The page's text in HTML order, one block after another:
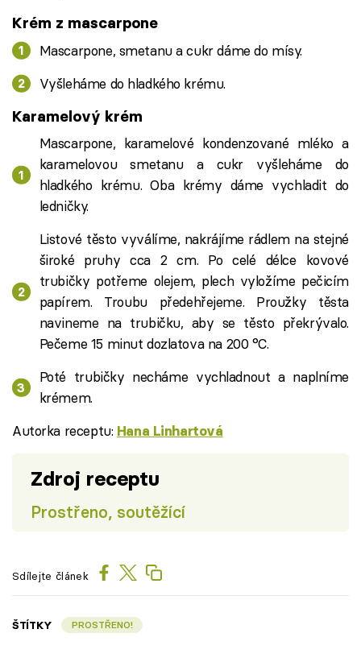
Krém z mascarpone
Mascarpone, smetanu a cukr dáme do mísy.
Vyšleháme do hladkého krému.
Karamelový krém
Mascarpone, karamelové kondenzované mléko a
karamelovou smetanu a cukr vyšleháme do
hladkého krému. Oba krémy dáme vychladit do
ledničky.
Listové těsto vyválíme, nakrájíme rádlem na stejné
široké pruhy cca 2 cm. Po celé délce kovové
trubičky potřeme olejem, plech vyložíme pečicím
papírem. Troubu předehřejeme. Proužky těsta
navineme na trubičku, aby se těsto překrývalo.
Pečeme 15 minut dozlatova na 200 °C.
Poté trubičky necháme vychladnout a naplníme
krémem.
Autorka receptu: Hana Linhartová
Zdroj receptu
Prostřeno, soutěžící
Sdílejte článek
ŠTÍTKY PROSTŘENO!